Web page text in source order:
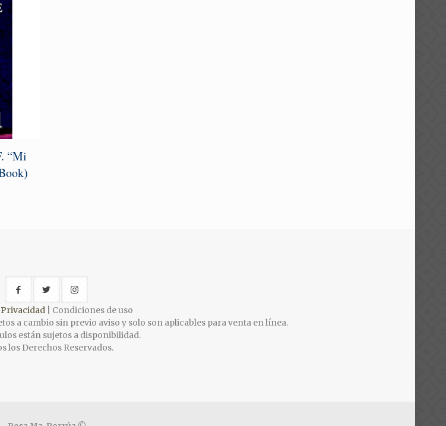
“Mi
Privacidad | Condiciones de uso
a cambio sin previo aviso y solo son aplicables para venta en línea.
están sujetos a disponibilidad.
los Derechos Reservados.